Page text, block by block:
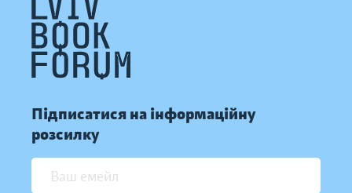
Підписатися на інформаційну
розсилку